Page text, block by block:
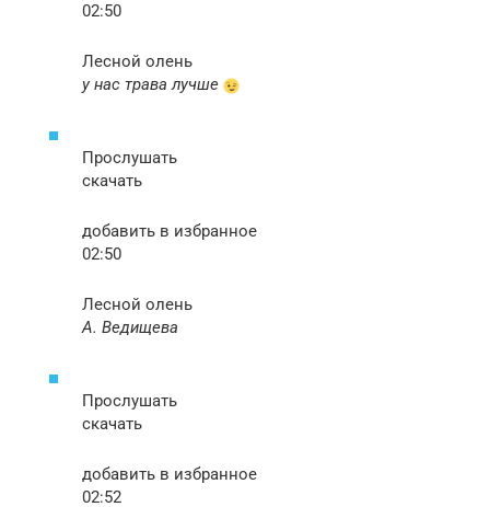
02:50
Лесной олень
у нас трава лучше
Прослушать
скачать
добавить в избранное
02:50
Лесной олень
А. Ведищева
Прослушать
скачать
добавить в избранное
02:52